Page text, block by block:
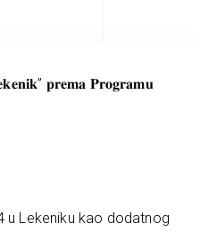
𝐩𝐫𝐞𝐦𝐚 𝐏𝐫𝐨𝐠𝐫𝐚𝐦𝐮
u Lekeniku kao dodatnog